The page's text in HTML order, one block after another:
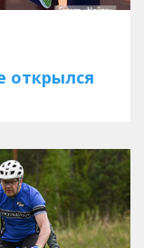
открылся